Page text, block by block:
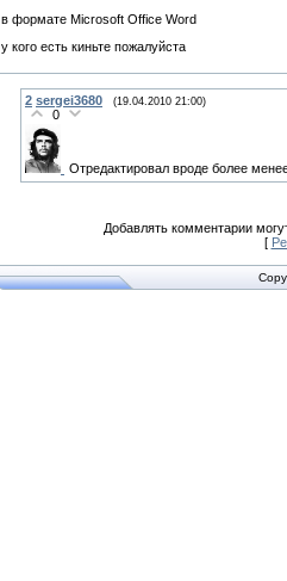
в формате Microsoft Office Word
у кого есть киньте пожалуйста
2 sergei3680 (19.04.2010 21:00)
0
Отредактировал вроде более
Добавлять комментарии
[